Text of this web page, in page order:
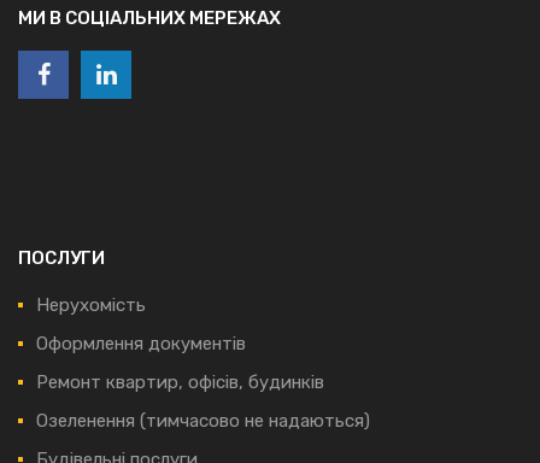
МИ В СОЦІАЛЬНИХ МЕРЕЖАХ
ПОСЛУГИ
Нерухомість
Оформлення документів
Ремонт квартир, офісів, будинків
Озеленення (тимчасово не надаються)